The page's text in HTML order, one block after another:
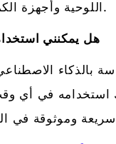
اللوحية وأجهزة الكمبيوتر المحمولة.
هل يمكنني
بالذكاء
استخدامه في أي